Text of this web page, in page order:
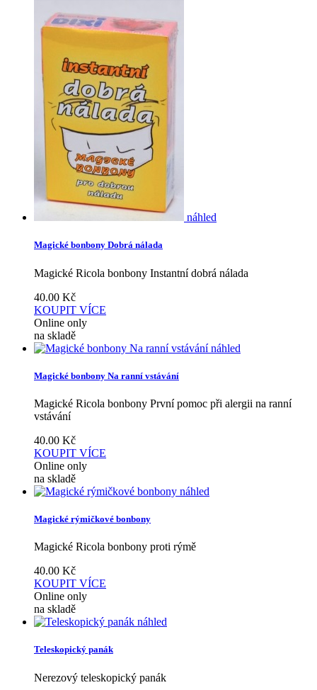
náhled
Magické bonbony Dobrá nálada
Magické Ricola bonbony Instantní dobrá nálada
40.00 Kč
KOUPIT VÍCE
Online only
na skladě
náhled
Magické bonbony Na ranní vstávání
Magické Ricola bonbony První pomoc při alergii na ranní
vstávání
40.00 Kč
KOUPIT VÍCE
Online only
na skladě
náhled
Magické rýmičkové bonbony
Magické Ricola bonbony proti rýmě
40.00 Kč
KOUPIT VÍCE
Online only
na skladě
náhled
Teleskopický panák
Nerezový teleskopický panák